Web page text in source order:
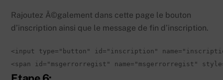
Rajoutez Ã©galement dans cette page le bouton
d’inscription ainsi que le message de fin d’inscription.
<input type="button" id="inscription"
<span id="msgerrorregist" name="msgerrorregist"